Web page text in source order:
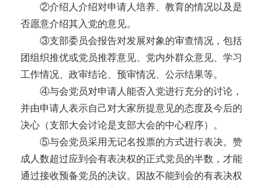
②介绍人介绍对申请人培养、教育的情况以及是
否愿意介绍其入党的意见。
③支部委员会报告对发展对象的审查情况，包括
团组织推优或党员推荐意见、党内外群众意见、学习
工作情况、政审结论、预审情况、公示结果等。
④与会党员对申请人能否入党进行充分的讨论，
并由申请人表示自己对大家所提意见的态度及今后的
决心（支部大会讨论是支部大会的中心程序）。
⑤与会党员采用无记名投票的方式进行表决。赞
成人数超过应到会有表决权的正式党员的半数，才能
通过接收预备党员的决议。因故不能到会的有表决权